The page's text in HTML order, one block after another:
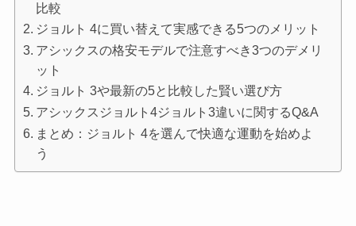
比較
ジョルト 4に買い替えて実感できる5つのメリット
アシックスの格安モデルで注意すべき3つのデメリ
ット
ジョルト 3や最新の5と比較した賢い選び方
アシックスジョルト4ジョルト3違いに関するQ&A
まとめ：ジョルト 4を選んで快適な運動を始めよ
う